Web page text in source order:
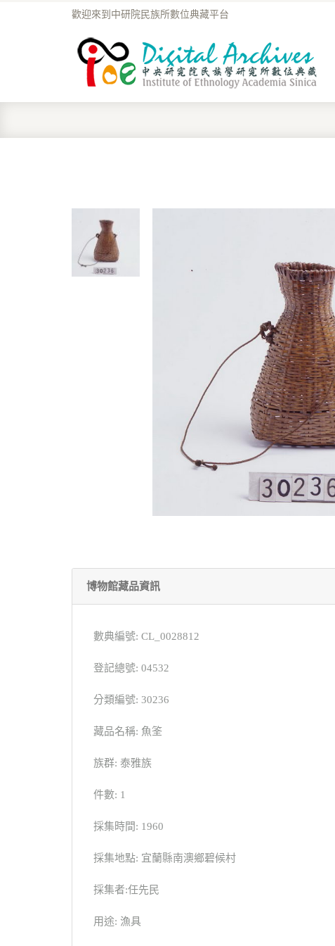
歡迎來到中研院民族所數位典藏平台
博物館藏品資訊
數典編號: CL_0028812
登記總號: 04532
分類編號: 30236
藏品名稱: 魚筌
族群: 泰雅族
件數: 1
採集時間: 1960
採集地點: 宜蘭縣南澳鄉碧候村
採集者:任先民
用途: 漁具